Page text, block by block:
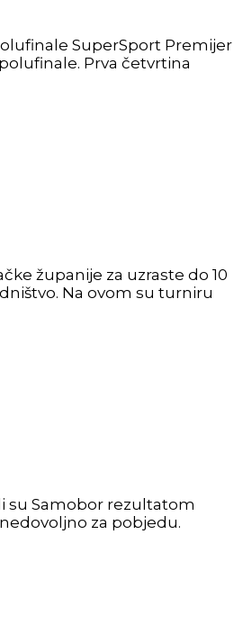
SuperSport Premijer
Prva četvrtina
županije za uzraste do 10
Na ovom su turniru
su Samobor rezultatom
za pobjedu.